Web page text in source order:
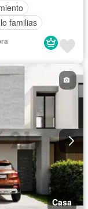
familias
Casa